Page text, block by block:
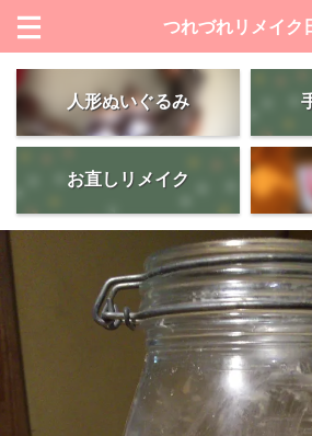
つれづれリメイク
人形ぬいぐるみ
お直しリメイク